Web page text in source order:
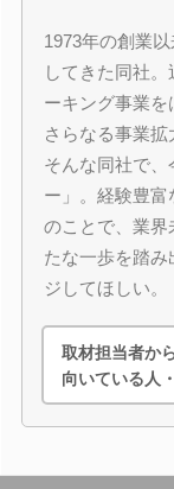
1973年の創業
してきた同社
ーキング事業を
さらなる事業拡
そんな同社で
ー」。経験豊富
のことで、業界
たな一歩を踏
ジしてほしい。
取材担当者か
向いている人